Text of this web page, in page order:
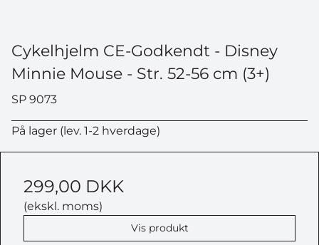
Cykelhjelm CE-Godkendt - Disney
Minnie Mouse - Str. 52-56 cm (3+)
SP 9073
På lager (lev. 1-2 hverdage)
299,00 DKK
(ekskl. moms)
Vis produkt